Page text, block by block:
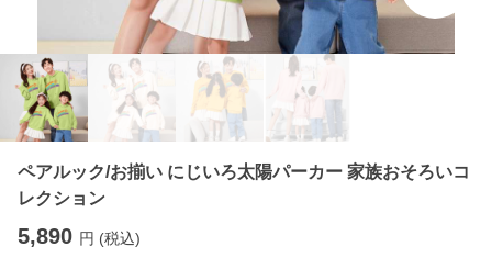
ペアルック/お揃い にじいろ太陽パーカー 家族おそろいコ
レクション
5,890 円 (税込)